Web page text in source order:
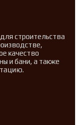
строительства
качество
и бани, а также